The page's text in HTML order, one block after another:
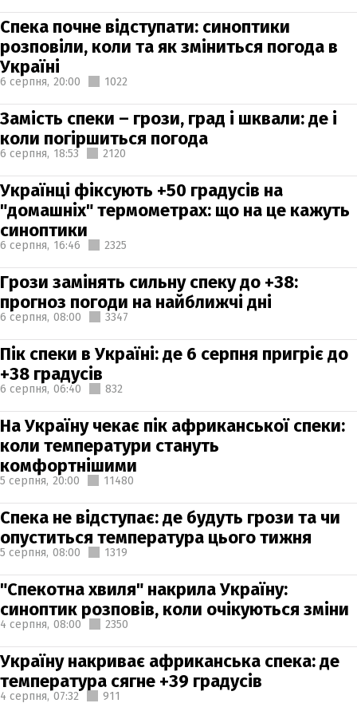
Спека почне відступати: синоптики
розповіли, коли та як зміниться погода в
Україні
6 серпня, 20:00 1022
Замість спеки – грози, град і шквали: де і
коли погіршиться погода
6 серпня, 18:53 2120
Українці фіксують +50 градусів на
"домашніх" термометрах: що на це кажуть
синоптики
6 серпня, 16:46 2325
Грози замінять сильну спеку до +38:
прогноз погоди на найближчі дні
6 серпня, 08:00 3347
Пік спеки в Україні: де 6 серпня пригріє до
+38 градусів
6 серпня, 06:40 832
На Україну чекає пік африканської спеки:
коли температури стануть
комфортнішими
5 серпня, 20:00 11480
Спека не відступає: де будуть грози та чи
опуститься температура цього тижня
5 серпня, 08:00 1319
"Спекотна хвиля" накрила Україну:
синоптик розповів, коли очікуються зміни
4 серпня, 08:00 2350
Україну накриває африканська спека: де
температура сягне +39 градусів
4 серпня, 07:32 911